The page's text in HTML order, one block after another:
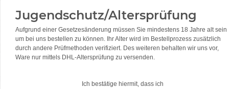
incl. 19% VAT , plus
Old price: 17,95
Delivery status:
Delivery time:
Jugendschutz/Altersprüfung
Aufgrund einer Gesetzesänderung müssen Sie mindestens 18 Jahre alt sein
um bei uns bestellen zu können. Ihr Alter wird im Bestellprozess zusätzlich
durch andere Prüfmethoden verifiziert. Des weiteren behalten wir uns vor,
Ware nur mittels DHL-Altersprüfung zu versenden.
Ich bestätige hiermit, dass ich